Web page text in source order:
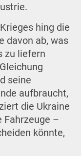
hing die
davon ab, was
zu liefern
seine
aufbraucht,
die Ukraine
Fahrzeuge –
könnte,